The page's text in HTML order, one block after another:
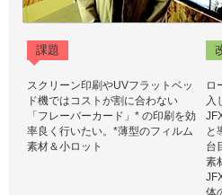
課題
スクリーン印刷やUVフラットベッ
ド機ではコストが割に合わない
「フレーバーカード」* の印刷を効
率良く行いたい。*薄型のフィルム
素材＆小ロット
ロ
入
と
台
素